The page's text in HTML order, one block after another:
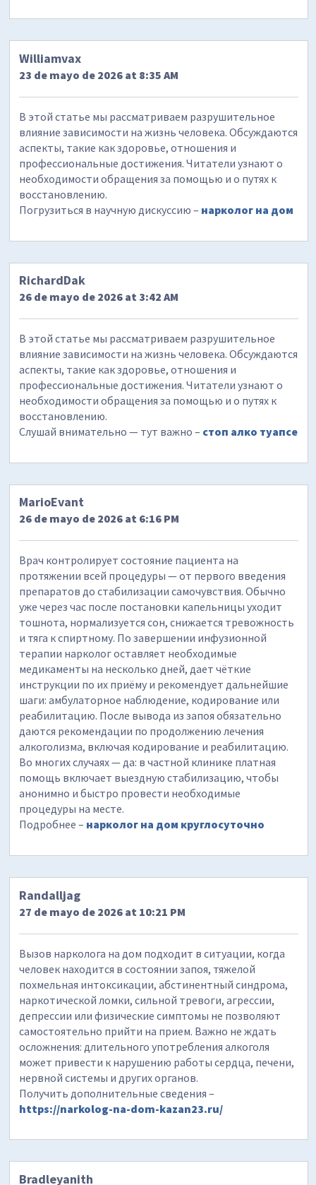
Williamvax
23 de mayo de 2026 at 8:35 AM
В этой статье мы рассматриваем разрушительное
влияние зависимости на жизнь человека. Обсуждаются
аспекты, такие как здоровье, отношения и
профессиональные достижения. Читатели узнают о
необходимости обращения за помощью и о путях к
восстановлению.
Погрузиться в научную дискуссию – нарколог на дом
RichardDak
26 de mayo de 2026 at 3:42 AM
В этой статье мы рассматриваем разрушительное
влияние зависимости на жизнь человека. Обсуждаются
аспекты, такие как здоровье, отношения и
профессиональные достижения. Читатели узнают о
необходимости обращения за помощью и о путях к
восстановлению.
Слушай внимательно — тут важно – стоп алко туапсе
MarioEvant
26 de mayo de 2026 at 6:16 PM
Врач контролирует состояние пациента на
протяжении всей процедуры — от первого введения
препаратов до стабилизации самочувствия. Обычно
уже через час после постановки капельницы уходит
тошнота, нормализуется сон, снижается тревожность
и тяга к спиртному. По завершении инфузионной
терапии нарколог оставляет необходимые
медикаменты на несколько дней, дает чёткие
инструкции по их приёму и рекомендует дальнейшие
шаги: амбулаторное наблюдение, кодирование или
реабилитацию. После вывода из запоя обязательно
даются рекомендации по продолжению лечения
алкоголизма, включая кодирование и реабилитацию.
Во многих случаях — да: в частной клинике платная
помощь включает выездную стабилизацию, чтобы
анонимно и быстро провести необходимые
процедуры на месте.
Подробнее – нарколог на дом круглосуточно
Randalljag
27 de mayo de 2026 at 10:21 PM
Вызов нарколога на дом подходит в ситуации, когда
человек находится в состоянии запоя, тяжелой
похмельная интоксикации, абстинентный синдрома,
наркотической ломки, сильной тревоги, агрессии,
депрессии или физические симптомы не позволяют
самостоятельно прийти на прием. Важно не ждать
осложнения: длительного употребления алкоголя
может привести к нарушению работы сердца, печени,
нервной системы и других органов.
Получить дополнительные сведения –
https://narkolog-na-dom-kazan23.ru/
Bradleyanith